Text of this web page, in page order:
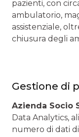
pazienti, con
ambulatorio,
assistenziale,
chiusura degli
Gestione di
Azienda Socio
Data Analytics,
numero di dati